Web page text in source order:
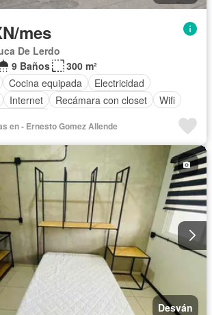
mes
De Lerdo
9 Baños
300 m²
Cocina equipada
Electricidad
Internet Recámara con closet
Wifi
en - Ernesto Gomez Allende
Desván